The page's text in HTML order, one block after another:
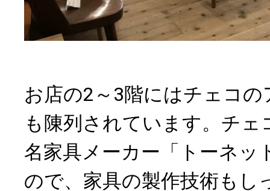
お店の2～3階にはチェコ
も陳列されています。チ
名家具メーカー「トーネッ
ので、家具の製作技術もし